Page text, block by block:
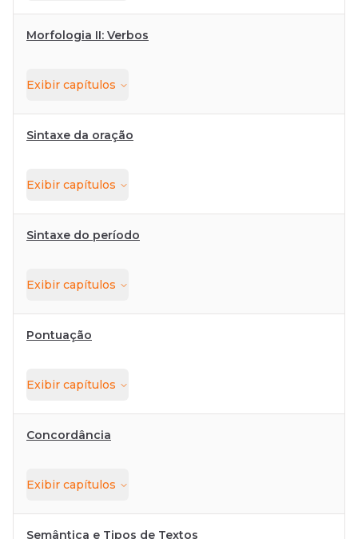
Morfologia II: Verbos
Exibir capítulos
Sintaxe da oração
Exibir capítulos
Sintaxe do período
Exibir capítulos
Pontuação
Exibir capítulos
Concordância
Exibir capítulos
Semântica e Tipos de Textos